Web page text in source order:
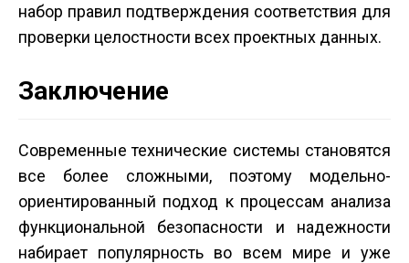
набор правил подтверждения соответствия для
проверки целостности всех проектных данных.
Заключение
Современные технические системы становятся
все более сложными, поэтому модельно­
ориентированный подход к процессам анализа
функциональной безопасности и надежности
набирает популярность во всем мире и уже